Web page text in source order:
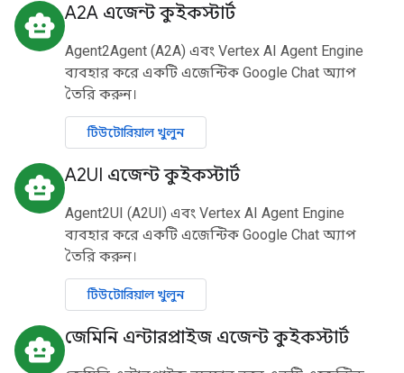
smart_toy A2A এজেন্ট কুইকস্টার্ট
Agent2Agent (A2A) এবং Vertex AI Agent Engine
ব্যবহার করে একটি এজেন্টিক Google Chat অ্যাপ
তৈরি করুন।
টিউটোরিয়াল খুলুন
smart_toy A2UI এজেন্ট কুইকস্টার্ট
Agent2UI (A2UI) এবং Vertex AI Agent Engine
ব্যবহার করে একটি এজেন্টিক Google Chat অ্যাপ
তৈরি করুন।
টিউটোরিয়াল খুলুন
smart_toy জেমিনি এন্টারপ্রাইজ এজেন্ট কুইকস্টার্ট